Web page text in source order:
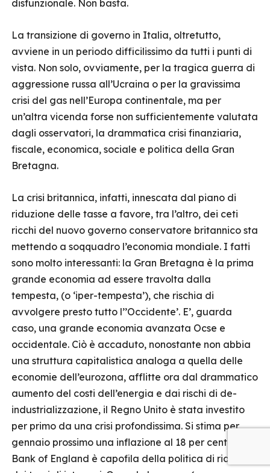
disfunzionale. Non basta.
La transizione di governo in Italia, oltretutto,
avviene in un periodo difficilissimo da tutti i punti di
vista. Non solo, ovviamente, per la tragica guerra di
aggressione russa all’Ucraina o per la gravissima
crisi del gas nell’Europa continentale, ma per
un’altra vicenda forse non sufficientemente valutata
dagli osservatori, la drammatica crisi finanziaria,
fiscale, economica, sociale e politica della Gran
Bretagna.
La crisi britannica, infatti, innescata dal piano di
riduzione delle tasse a favore, tra l’altro, dei ceti
ricchi del nuovo governo conservatore britannico sta
mettendo a soqquadro l’economia mondiale. I fatti
sono molto interessanti: la Gran Bretagna è la prima
grande economia ad essere travolta dalla
tempesta, (o ‘iper-tempesta’), che rischia di
avvolgere presto tutto l’’Occidente’. E’, guarda
caso, una grande economia avanzata Ocse e
occidentale. Ciò è accaduto, nonostante non abbia
una struttura capitalistica analoga a quella delle
economie dell’eurozona, afflitte ora dal drammatico
aumento del costi dell’energia e dai rischi di de-
industrializzazione, il Regno Unito è stata investito
per primo da una crisi profondissima. Si stima per
gennaio prossimo una inflazione al 18 per cento; la
Bank of England è capofila della politica di rialzo